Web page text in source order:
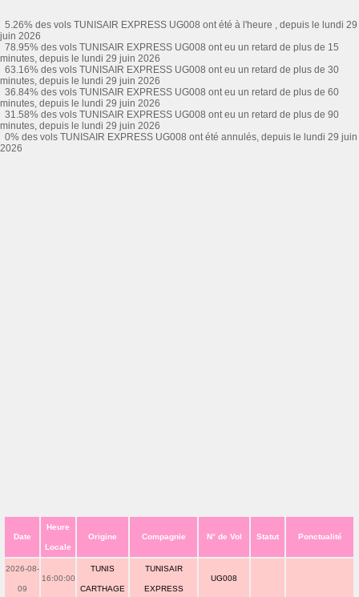
5.26% des vols TUNISAIR EXPRESS UG008 ont été à l'heure , depuis le lundi 29
juin 2026
78.95% des vols TUNISAIR EXPRESS UG008 ont eu un retard de plus de 15
minutes, depuis le lundi 29 juin 2026
63.16% des vols TUNISAIR EXPRESS UG008 ont eu un retard de plus de 30
minutes, depuis le lundi 29 juin 2026
36.84% des vols TUNISAIR EXPRESS UG008 ont eu un retard de plus de 60
minutes, depuis le lundi 29 juin 2026
31.58% des vols TUNISAIR EXPRESS UG008 ont eu un retard de plus de 90
minutes, depuis le lundi 29 juin 2026
0% des vols TUNISAIR EXPRESS UG008 ont été annulés, depuis le lundi 29 juin
2026
Date
Heure
Locale
Origine Compagnie N° de Vol Statut Ponctualité
2026-08-
09
16:00:00
TUNIS
CARTHAGE
TUNISAIR
EXPRESS
UG008